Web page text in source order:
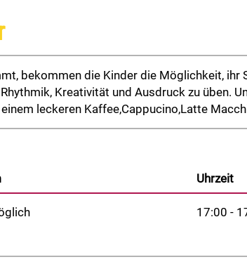
bekommen die Kinder die Möglichkeit, ihr
Kreativität und Ausdruck zu üben.
leckeren Kaffee,Cappucino,Latte
Uhrzeit
17:00 -